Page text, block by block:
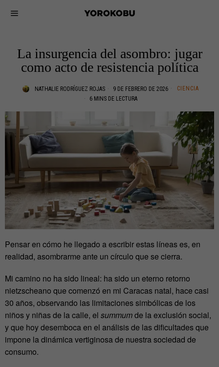
La insurgencia del asombro: jugar
como acto de resistencia política
NATHALIE RODRÍGUEZ ROJAS 9 DE FEBRERO DE 2026
CIENCIA
6 MINS DE LECTURA
Pensar en cómo he llegado a escribir estas líneas es, en
realidad, asombrarme ante un círculo que se cierra.
Mi camino no ha sido lineal: ha sido un eterno retorno
nietzscheano que comenzó en mi Caracas natal, hace casi
30 años, observando las limitaciones simbólicas de los
niños y niñas de la calle, el summumde la exclusión social,
y que hoy desemboca en el análisis de las dificultades que
impone la dinámica vertiginosa de nuestra sociedad de
consumo.